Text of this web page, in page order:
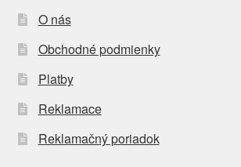
O nás
Obchodné podmienky
Platby
Reklamace
Reklamačný poriadok